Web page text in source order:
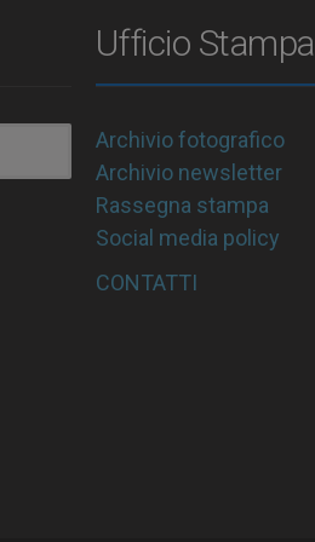
Ufficio Stampa
Archivio fotografico
Archivio newsletter
Rassegna stampa
Social media policy
CONTATTI